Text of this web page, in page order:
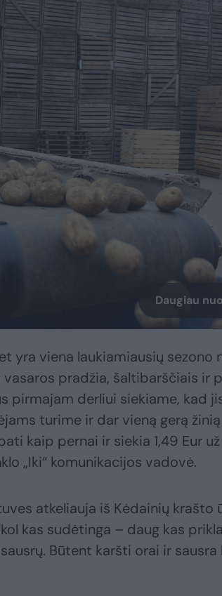
Daugiau
yra viena laukiamiausių sezono
pradžia, šaltibarščiais ir
pirmajam derliui siekiame, kad
turime ir dar vieną gerą
kaip pernai ir siekia 1,49 Eur už
„Iki“ komunikacijos vadovė.
atkeliauja iš Kėdainių krašto
kas sudėtinga – daug kas
Būtent karšti orai ir